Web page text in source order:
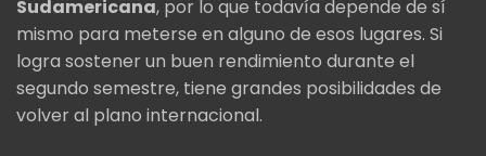
Sudamericana, por lo que todavía depende de sí
mismo para meterse en alguno de esos lugares. Si
logra sostener un buen rendimiento durante el
segundo semestre, tiene grandes posibilidades de
volver al plano internacional.